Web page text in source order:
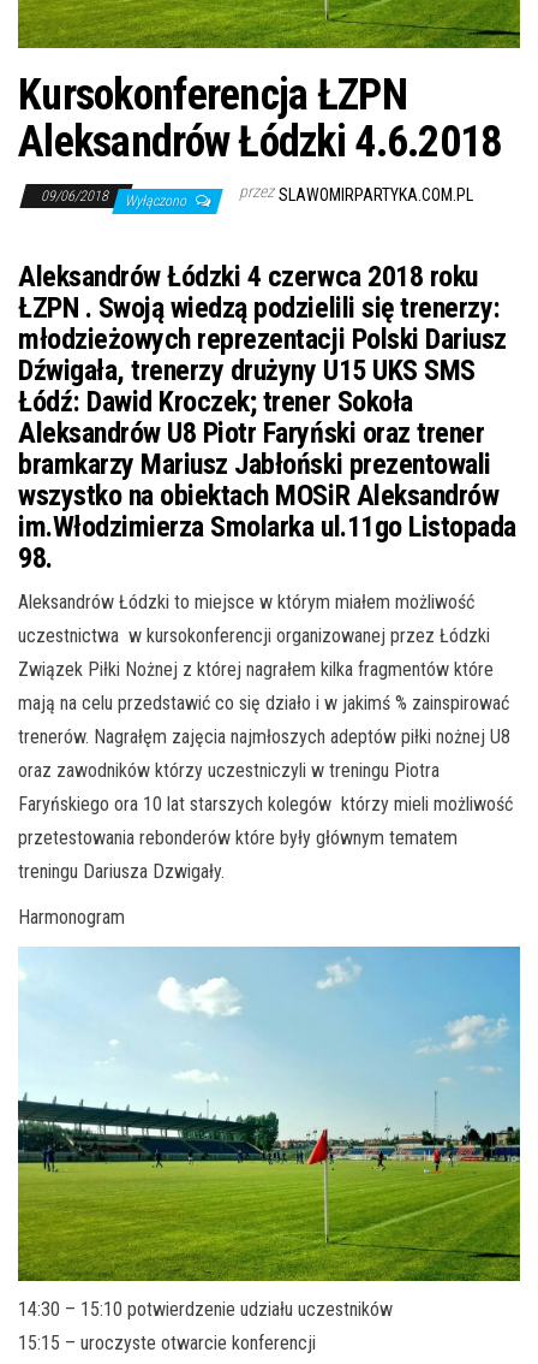
ę
Kursokonferencja ŁZPN
Aleksandrów Łódzki 4.6.2018
09/06/2018 Wyłączono przez SLAWOMIRPARTYKA.COM.PL
Aleksandrów Łódzki 4 czerwca 2018 roku
ŁZPN . Swoją wiedzą podzielili się trenerzy:
młodzieżowych reprezentacji Polski Dariusz
Dźwigała, trenerzy drużyny U15 UKS SMS
Łódź: Dawid Kroczek; trener Sokoła
Aleksandrów U8 Piotr Faryński oraz trener
bramkarzy Mariusz Jabłoński prezentowali
wszystko na obiektach MOSiR Aleksandrów
im.Włodzimierza Smolarka ul.11go Listopada
98.
Aleksandrów Łódzki to miejsce w którym miałem możliwość
uczestnictwa w kursokonferencji organizowanej przez Łódzki
Związek Piłki Nożnej z której nagrałem kilka fragmentów które
mają na celu przedstawić co się działo i w jakimś % zainspirować
trenerów. Nagrałęm zajęcia najmłoszych adeptów piłki nożnej U8
oraz zawodników którzy uczestniczyli w treningu Piotra
Faryńskiego ora 10 lat starszych kolegów którzy mieli możliwość
przetestowania rebonderów które były głównym tematem
treningu Dariusza Dzwigały.
Harmonogram
14:30 – 15:10 potwierdzenie udziału uczestników
15:15 – uroczyste otwarcie konferencji